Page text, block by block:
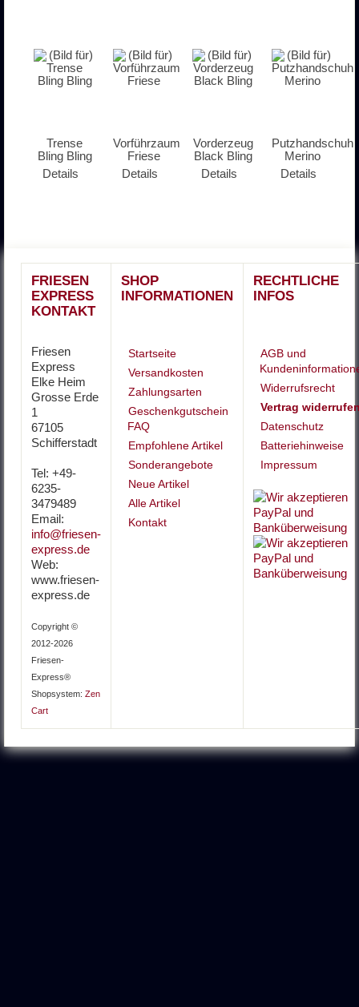
Trense
Bling Bling
Details
Vorführzaum
Friese
Details
Vorderzeug
Black Bling
Details
Putzhandschuh
Merino
Details
FRIESEN
EXPRESS
KONTAKT
SHOP
INFORMATIONEN
RECHTLICHE
INFOS
Friesen
Express
Elke Heim
Grosse Erde
1
67105
Schifferstadt
Tel: +49-
6235-
3479489
Email:
info@friesen-
express.de
Web:
www.friesen-
express.de
Copyright ©
2012-2026
Friesen-
Express®
Shopsystem: Zen
Cart
Startseite
Versandkosten
Zahlungsarten
Geschenkgutschein
FAQ
Empfohlene Artikel
Sonderangebote
Neue Artikel
Alle Artikel
Kontakt
AGB und
Widerrufsrecht
Vertrag
Datenschutz
Batteriehinweise
Impressum